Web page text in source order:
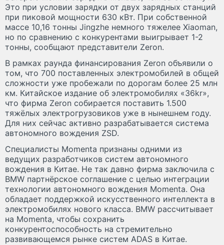
Это при условии зарядки от двух зарядных станций
при пиковой мощности 630 кВт. При собственной
массе 10,16 тонны Jingzhe немного тяжелее Xiaoman,
но по сравнению с конкурентами выигрывает 1-2
тонны, сообщают представители Zeron.
В рамках раунда финансирования Zeron объявили о
том, что 700 поставленных электромобилей в общей
сложности уже пробежали по дорогам более 25 млн
км. Китайское издание об электромобилях «36kr»,
что фирма Zeron собирается поставить 1.500
тяжёлых электрогрузовиков уже в нынешнем году.
Для них сейчас активно разрабатывается система
автономного вождения ZSD.
Специалисты Momenta признаны одними из
ведущих разработчиков систем автономного
вождения в Китае. Не так давно фирма заключила с
BMW партнёрское соглашение с целью интеграции
технологии автономного вождения Momenta. Она
обладает поддержкой искусственного интеллекта в
электромобилях нового класса. BMW рассчитывает
на Momenta, чтобы сохранить
конкурентоспособность на стремительно
развивающемся рынке систем ADAS в Китае.